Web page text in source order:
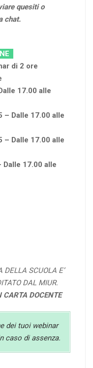
quesiti o
chat.
di 2 ore
17.00 alle
– Dalle 17.00 alle
– Dalle 17.00 alle
17.00 alle
SCUOLA E’
DAL MIUR.
CARTA DOCENTE
dei tuoi webinar
caso di assenza.